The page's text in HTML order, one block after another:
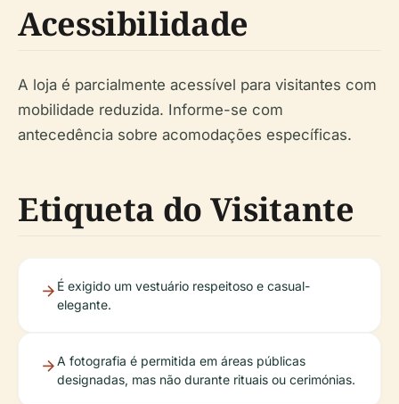
Acessibilidade
A loja é parcialmente acessível para visitantes com
mobilidade reduzida. Informe-se com
antecedência sobre acomodações específicas.
Etiqueta do Visitante
É exigido um vestuário respeitoso e casual-
elegante.
A fotografia é permitida em áreas públicas
designadas, mas não durante rituais ou cerimónias.